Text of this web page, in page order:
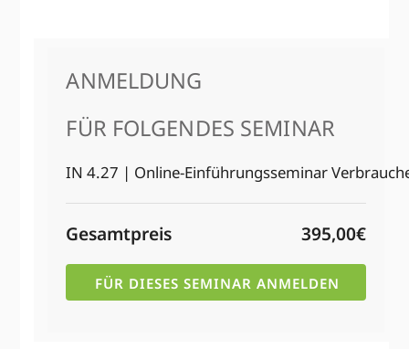
ANMELDUNG
FÜR FOLGENDES SEMINAR
IN 4.27 | Online-Einführungs­seminar
Gesamtpreis 395,00€